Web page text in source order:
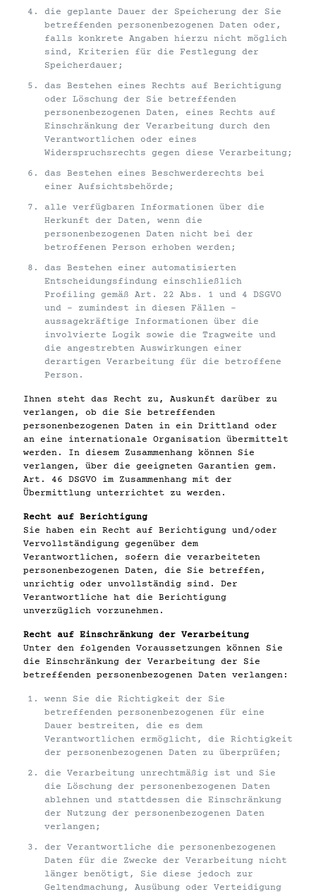
die geplante Dauer der Speicherung der Sie
betreffenden personenbezogenen Daten oder,
falls konkrete Angaben hierzu nicht möglich
sind, Kriterien für die Festlegung der
Speicherdauer;
das Bestehen eines Rechts auf Berichtigung
oder Löschung der Sie betreffenden
personenbezogenen Daten, eines Rechts auf
Einschränkung der Verarbeitung durch den
Verantwortlichen oder eines
Widerspruchsrechts gegen diese Verarbeitung;
das Bestehen eines Beschwerderechts bei
einer Aufsichtsbehörde;
alle verfügbaren Informationen über die
Herkunft der Daten, wenn die
personenbezogenen Daten nicht bei der
betroffenen Person erhoben werden;
das Bestehen einer automatisierten
Entscheidungsfindung einschließlich
Profiling gemäß Art. 22 Abs. 1 und 4 DSGVO
und – zumindest in diesen Fällen –
aussagekräftige Informationen über die
involvierte Logik sowie die Tragweite und
die angestrebten Auswirkungen einer
derartigen Verarbeitung für die betroffene
Person.
Ihnen steht das Recht zu, Auskunft darüber zu
verlangen, ob die Sie betreffenden
personenbezogenen Daten in ein Drittland oder
an eine internationale Organisation übermittelt
werden. In diesem Zusammenhang können Sie
verlangen, über die geeigneten Garantien gem.
Art. 46 DSGVO im Zusammenhang mit der
Übermittlung unterrichtet zu werden.
Recht auf Berichtigung
Sie haben ein Recht auf Berichtigung und/oder
Vervollständigung gegenüber dem
Verantwortlichen, sofern die verarbeiteten
personenbezogenen Daten, die Sie betreffen,
unrichtig oder unvollständig sind. Der
Verantwortliche hat die Berichtigung
unverzüglich vorzunehmen.
Recht auf Einschränkung der Verarbeitung
Unter den folgenden Voraussetzungen können Sie
die Einschränkung der Verarbeitung der Sie
betreffenden personenbezogenen Daten verlangen:
wenn Sie die Richtigkeit der Sie
betreffenden personenbezogenen für eine
Dauer bestreiten, die es dem
Verantwortlichen ermöglicht, die Richtigkeit
der personenbezogenen Daten zu überprüfen;
die Verarbeitung unrechtmäßig ist und Sie
die Löschung der personenbezogenen Daten
ablehnen und stattdessen die Einschränkung
der Nutzung der personenbezogenen Daten
verlangen;
der Verantwortliche die personenbezogenen
Daten für die Zwecke der Verarbeitung nicht
länger benötigt, Sie diese jedoch zur
Geltendmachung, Ausübung oder Verteidigung